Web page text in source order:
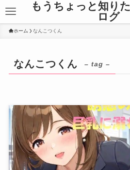
もうちょっと知り
ログ
ホーム なんこつくん
なんこつくん – tag –